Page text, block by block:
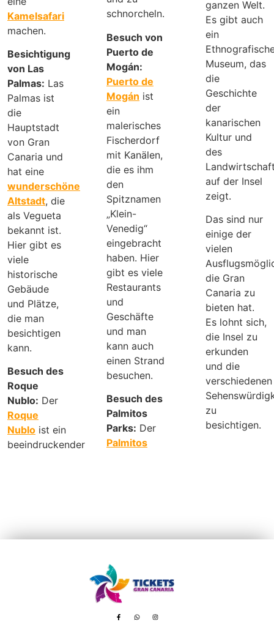
Kamelsafari
machen.
Besichtigung
von Las
Palmas: Las
Palmas ist
die
Hauptstadt
von Gran
Canaria und
hat eine
wunderschöne
Altstadt, die
als Vegueta
bekannt ist.
Hier gibt es
viele
historische
Gebäude
und Plätze,
die man
besichtigen
kann.
Besuch des
Roque
Nublo: Der
Roque
Nublo ist ein
beeindruckender
schnorcheln.
Besuch von
Puerto de
Mogán:
Puerto de
Mogán ist
ein
malerisches
Fischerdorf
mit Kanälen,
die es ihm
den
Spitznamen
„Klein-
Venedig“
eingebracht
haben. Hier
gibt es viele
Restaurants
und
Geschäfte
und man
kann auch
einen Strand
besuchen.
Besuch des
Palmitos
Parks: Der
Palmitos
ganzen Welt.
Es gibt auch
ein
Museum, das
die
Geschichte
der
kanarischen
Kultur und
des
auf der Insel
zeigt.
Das sind nur
einige der
vielen
die Gran
Canaria zu
bieten hat.
Es lohnt sich,
die Insel zu
erkunden
und die
verschiedenen
zu
besichtigen.